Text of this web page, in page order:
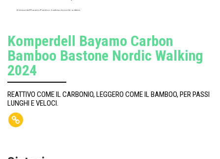
Komperdell Bayamo Bamboo, bastone da nordic walking.
Komperdell Bayamo Carbon
Bamboo Bastone Nordic Walking
2024
REATTIVO COME IL CARBONIO, LEGGERO COME IL BAMBOO, PER PASSI
LUNGHI E VELOCI.